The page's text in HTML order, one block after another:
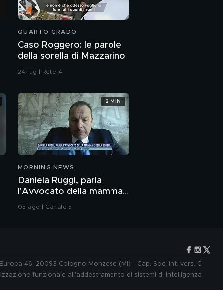
QUARTO GRADO
Caso Roggero: le parole
della sorella di Mazzarino
24 lug | Rete 4
MORNING NEWS
Daniela Ruggi, parla
l'Avvocato della mamma
e della sorella
05 ago | Canale 5
2 MIN
46, 20093 Cologno Monzese (MI) - Cap. Soc. int. vers. €
funzionale all'addestramento di sistemi di intelligenza